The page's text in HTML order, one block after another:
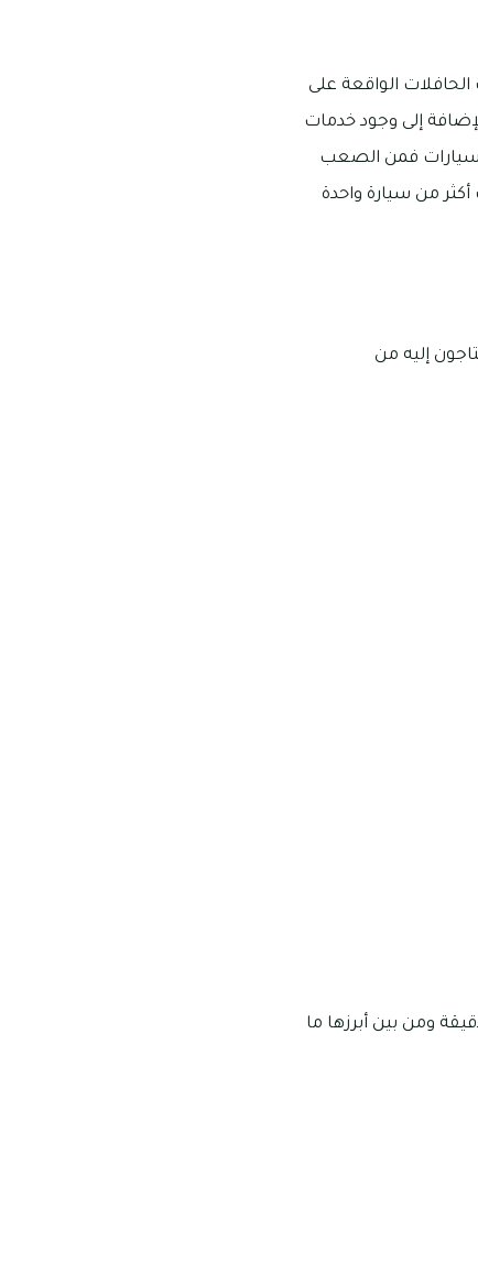
الواقعة على
إلى وجود خدمات
فمن الصعب
من سيارة واحدة
إليه من
من البنوك الواقعة على مقربة من الرمس، وهى يمكن الوصول إليها في غضون 13 دقيقة ومن بين أبرزها ما